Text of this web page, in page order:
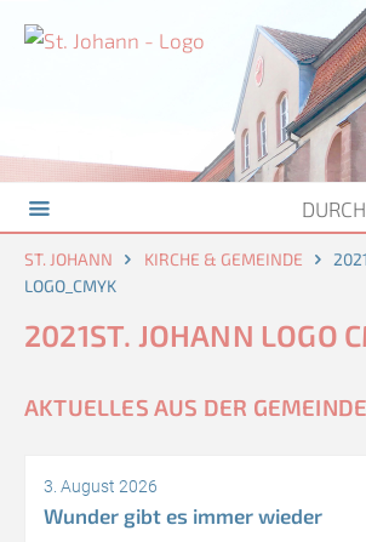
ST. JOHANN KIRCHE & GEMEINDE
LOGO_CMYK
2021ST. JOHANN LOGO
AKTUELLES AUS DER GEMEINDE
3. August 2026
Wunder gibt es immer wieder